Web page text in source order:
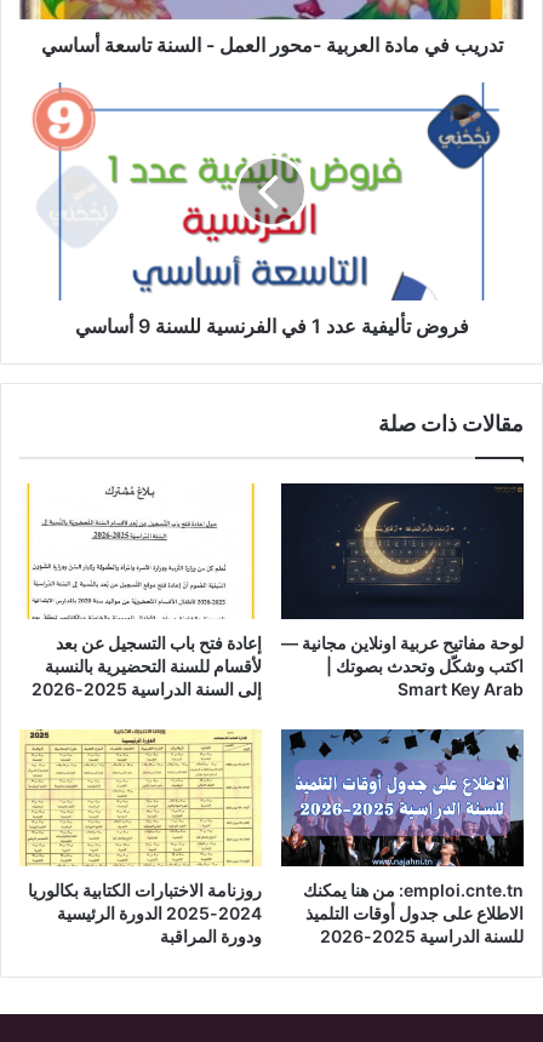
تاسعة
أساسي
تدريب في مادة العربية -محور العمل - السنة تاسعة أساسي
تأليفية
أساسي
فروض تأليفية عدد 1 في الفرنسية للسنة 9 أساسي
مقالات ذات صلة
لوحة مفاتيح عربية اونلاين مجانية —
اكتب وشكّل وتحدث بصوتك |
Smart Key Arab
إعادة فتح باب التسجيل عن بعد
لأقسام للسنة التحضيرية بالنسبة
إلى السنة الدراسية 2025-2026
emploi.cnte.tn: من هنا يمكنك
الاطلاع على جدول أوقات التلميذ
للسنة الدراسية 2025-2026
روزنامة الاختبارات الكتابية بكالوريا
2024-2025 الدورة الرئيسية
ودورة المراقبة